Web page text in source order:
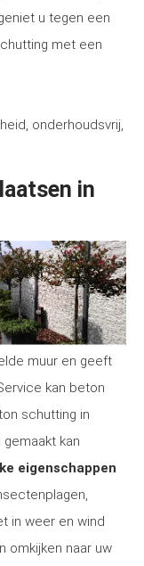
u tegen een
met een
onderhoudsvrij,
in
muur en geeft
kan beton
schutting in
kan
eigenschappen
in weer en wind
omkijken naar uw